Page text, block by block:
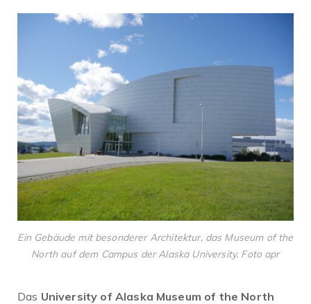
Ein Gebäude mit besonderer Architektur, das Museum of the
North auf dem Campus der Alaska University. Foto apr
Das University of Alaska Museum of the North